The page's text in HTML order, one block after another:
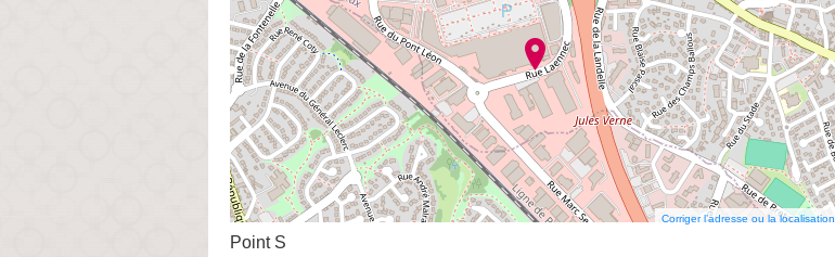
Corriger l’adresse ou la localisation
Point S